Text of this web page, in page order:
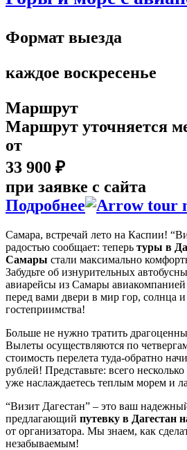
Формат выезда
каждое воскресенье
Маршрут
Маршрут уточняется
от
33 900 ₽
при заявке с сайта
Подробнее
Самара, встречай лето на Каспии!
радостью сообщает: теперь туры в
Самары стали максимально
Забудьте об изнурительных
авиарейсы из Самары
перед вами двери в мир гор, солнца и
гостеприимства!
Больше не нужно тратить
Вылеты осуществляются по
стоимость перелета туда-обратно
рублей! Представьте: всего
уже наслаждаетесь теплым морем и
“Визит Дагестан” – это ваш
предлагающий путевку в Дагестан
от организатора. Мы знаем, как
незабываемым!